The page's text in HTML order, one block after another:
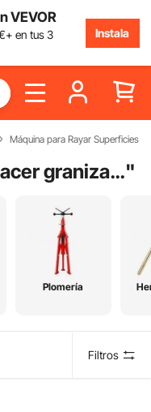
VEVOR
+ en tus 3
Instala
Máquina para Rayar Superficies
maquina de hacer granizada"
Plomería
Filtros